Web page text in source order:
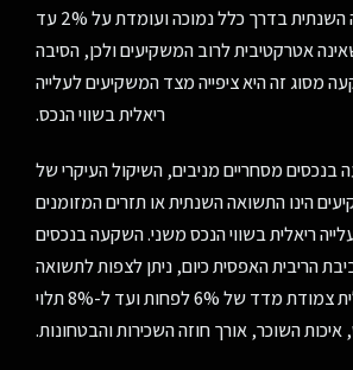
למגורים, התשואה השנתית בדרך כלל נמוכה ועומדת על 2% עד
שאינה אטרקטיבית לרוב המשקיעים ולכן, הסיבה
מסוג זה היא ציפייה מצד המשקיעים לעלייה
ריאלית בשווי הנכס.
מסחריים מניבים, השיקול העיקרי של
הינו התשואה השנתית או תזרים המזומנים
ריאלית בשווי הנכס משני. השקעה בנכסים
הריבית האפסית כיום, ניתן לצפות לתשואה
שנתית מינימלית צמודת מדד של 6% לפחות ועד ל-8% תלוי
השוכר, אורך חוזה השכירות והבטחונות.